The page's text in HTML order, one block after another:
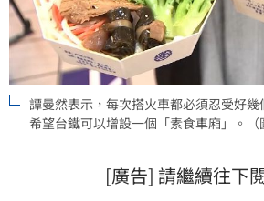
譚曼然表示，每次搭火車都必須忍受好幾
希望台鐵可以增設一個「素食車廂」。（
[廣告] 請繼續往下